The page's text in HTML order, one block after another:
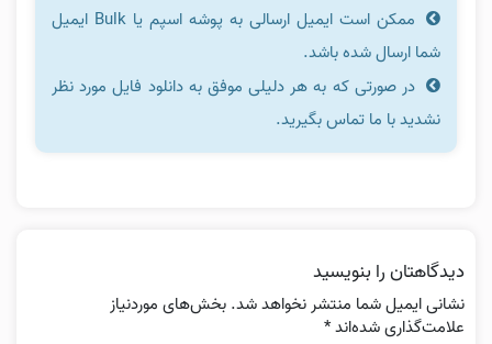
ممکن است ایمیل ارسالی به پوشه اسپم یا Bulk ایمیل
شما ارسال شده باشد.
در صورتی که به هر دلیلی موفق به دانلود فایل مورد نظر
نشدید با ما تماس بگیرید.
دیدگاهتان را بنویسید
نشانی ایمیل شما منتشر نخواهد شد. بخش‌های موردنیاز
علامت‌گذاری شده‌اند*